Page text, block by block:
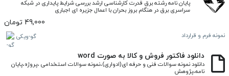
سراسری برق در هنگام بروز بحران با اعمال جزیره ای اجباری
49,000 تومان
نمونه فرم و قرارداد گو-ویکی
دانلود فاکتور فروش و کالا به صورت word
نامه،پژوهش